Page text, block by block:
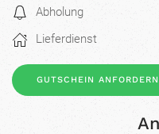
Abholung
Lieferdienst
GUTSCHEIN ANFORDERN